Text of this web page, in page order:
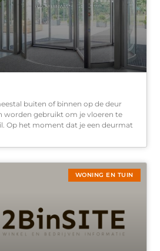
buiten of binnen op de deur
worden gebruikt om je vloeren te
Op het moment dat je een deurmat
WONING EN TUIN